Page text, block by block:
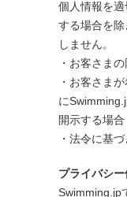
個人情報を
する場合を
しません。
・お客さま
・お客さま
に
開示する場合
・法令に基
プライバシ
Swimming.jp